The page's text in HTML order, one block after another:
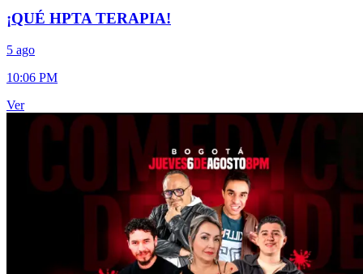
¡QUÉ HPTA TERAPIA!
5 ago
10:06 PM
Ver